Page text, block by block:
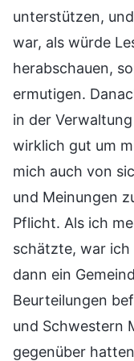
unterstützen,
war, als würde
herabschauen,
ermutigen.
in der
wirklich gut um
mich auch von
und Meinungen
Pflicht. Als ich
schätzte, war ich
dann ein
Beurteilungen
und Schwestern
gegenüber